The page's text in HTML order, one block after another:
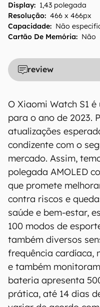
Display: 1,43 polegada
Resolução: 466 x 466px
Capacidade: Não
Cartão De Memória: Não
review
O Xiaomi Watch S1
para o ano de 2023.
atualizações
condizente com o
mercado. Assim,
polegada AMOLED
que promete
contra riscos e
saúde e bem-estar,
100 modos de
também diversos
frequência cardíaca,
e também
bateria apresenta
prática, até 14 dias